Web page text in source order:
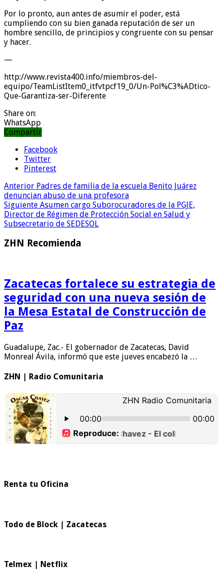
Por lo pronto, aun antes de asumir el poder, está
cumpliendo con su bien ganada reputación de ser un
hombre sencillo, de principios y congruente con su pensar
y hacer.
—
http://www.revista400.info/miembros-del-
equipo/TeamListItem0_itfvtpcf19_0/Un-Pol%C3%ADtico-
Que-Garantiza-ser-Diferente
Share on:
WhatsApp
Compartir
Facebook
Twitter
Pinterest
Anterior Padres de familia de la escuela Benito Juárez
denuncian abuso de una profesora
Siguiente Asumen cargo Suborocuradores de la PGJE,
Director de Régimen de Protección Social en Salud y
Subsecretario de SEDESOL
ZHN Recomienda
Zacatecas fortalece su estrategia de
seguridad con una nueva sesión de
la Mesa Estatal de Construcción de
Paz
Guadalupe, Zac.- El gobernador de Zacatecas, David
Monreal Ávila, informó que este jueves encabezó la …
ZHN | Radio Comunitaria
Renta tu Oficina
Todo de Block | Zacatecas
Telmex | Netflix